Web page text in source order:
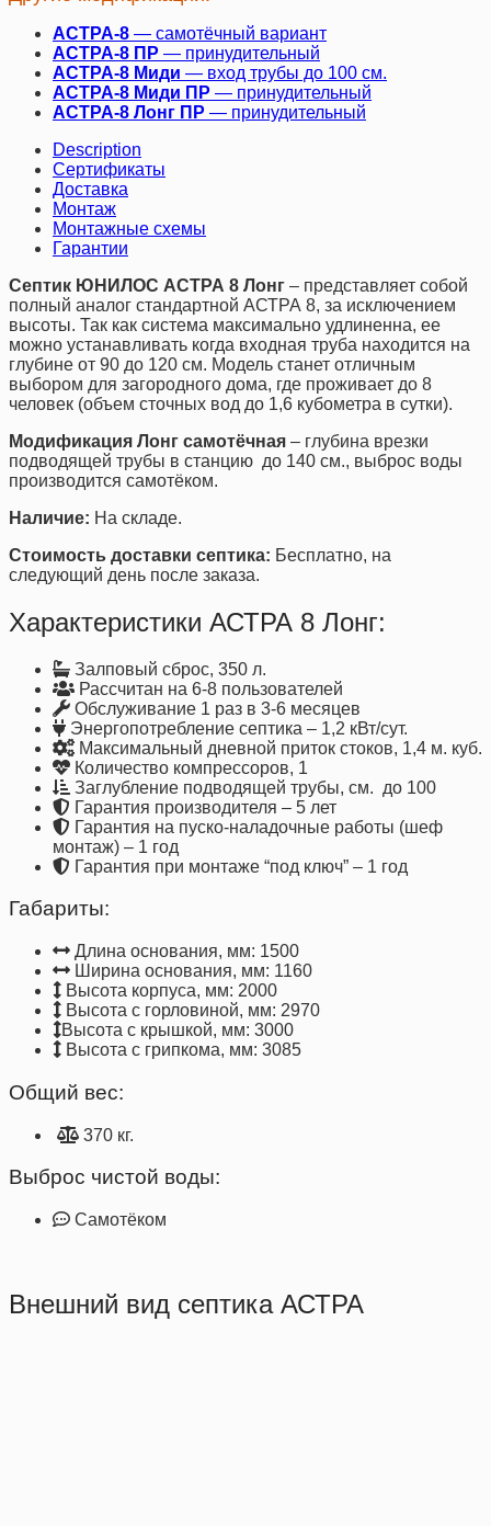
АСТРА-8 — самотёчный вариант
АСТРА-8 ПР — принудительный
АСТРА-8 Миди — вход трубы до 100 см.
АСТРА-8 Миди ПР — принудительный
АСТРА-8 Лонг ПР — принудительный
Description
Сертификаты
Доставка
Монтаж
Монтажные схемы
Гарантии
Септик ЮНИЛОС АСТРА 8 Лонг – представляет собой
полный аналог стандартной АСТРА 8, за исключением
высоты. Так как система максимально удлиненна, ее
можно устанавливать когда входная труба находится на
глубине от 90 до 120 см. Модель станет отличным
выбором для загородного дома, где проживает до 8
человек (объем сточных вод до 1,6 кубометра в сутки).
Модификация Лонг самотёчная – глубина врезки
подводящей трубы в станцию до 140 см., выброс воды
производится самотёком.
Наличие: На складе.
Стоимость доставки септика: Бесплатно, на
следующий день после заказа.
Характеристики АСТРА 8 Лонг:
Залповый сброс, 350 л.
Рассчитан на 6-8 пользователей
Обслуживание 1 раз в 3-6 месяцев
Энергопотребление септика – 1,2 кВт/сут.
Максимальный дневной приток стоков, 1,4 м. куб.
Количество компрессоров, 1
Заглубление подводящей трубы, см. до 100
Гарантия производителя – 5 лет
Гарантия на пуско-наладочные работы (шеф
монтаж) – 1 год
Гарантия при монтаже “под ключ” – 1 год
Габариты:
Длина основания, мм: 1500
Ширина основания, мм: 1160
Высота корпуса, мм: 2000
Высота с горловиной, мм: 2970
Высота с крышкой, мм: 3000
Высота с грипкома, мм: 3085
Общий вес:
370 кг.
Выброс чистой воды:
Самотёком
Внешний вид септика АСТРА